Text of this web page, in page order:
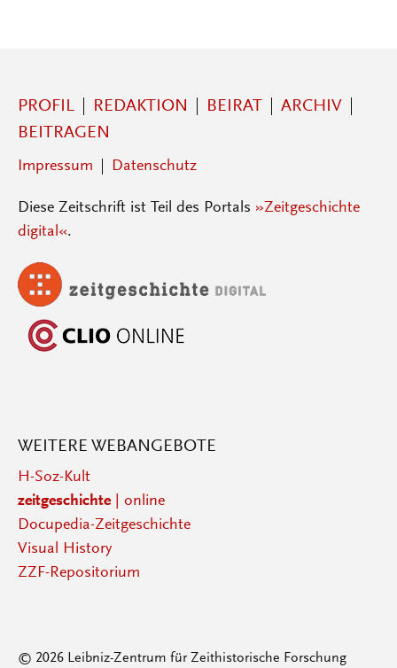
PROFIL REDAKTION BEIRAT
ARCHIV
BEITRAGEN
Impressum Datenschutz
Diese Zeitschrift ist Teil des Portals »Zeitgeschichte
digital«.
WEITERE WEBANGEBOTE
H-Soz-Kult
zeitgeschichte| online
Docupedia-Zeitgeschichte
Visual History
ZZF-Repositorium
© 2026 Leibniz-Zentrum für Zeithistorische Forschung